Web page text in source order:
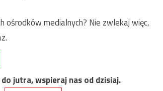
medialnych? Nie zwlekaj więc,
jutra, wspieraj nas od dzisiaj.